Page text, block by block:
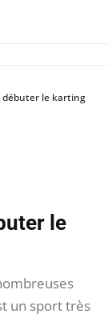
débuter le karting
le
un sport très